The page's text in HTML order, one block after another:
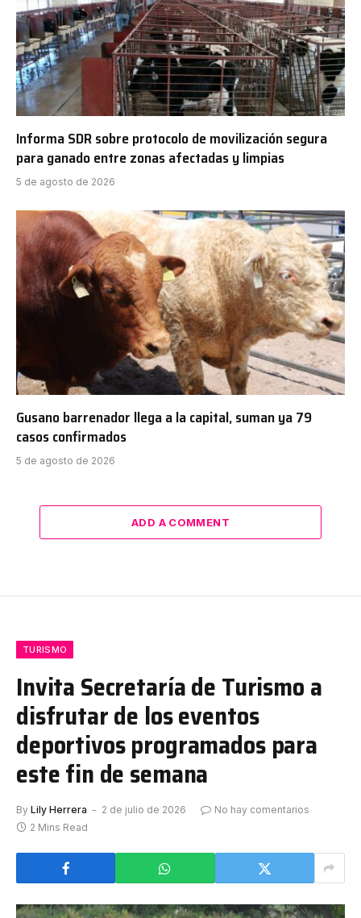
Informa SDR sobre protocolo de movilización segura
para ganado entre zonas afectadas y limpias
5 de agosto de 2026
Gusano barrenador llega a la capital, suman ya 79
casos confirmados
5 de agosto de 2026
ADD A COMMENT
TURISMO
Invita Secretaría de Turismo a
disfrutar de los eventos
deportivos programados para
este fin de semana
By Lily Herrera 2 de julio de 2026
No hay comentarios
2 Mins Read